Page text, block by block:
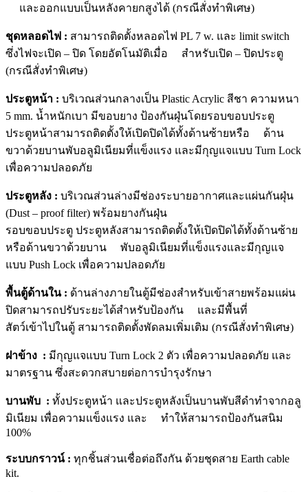
และออกแบบเป็นหลังคายกสูงได้ (กรณีสั่งทำพิเศษ)
ชุดหลอดไฟ : สามารถติดตั้งหลอดไฟ PL 7 w. และ limit switch
ซึ่งไฟจะเปิด – ปิด โดยอัตโนมัติเมื่อ สำหรับเปิด – ปิดประตู
(กรณีสั่งทำพิเศษ)
ประตูหน้า : บริเวณส่วนกลางเป็น Plastic Acrylic สีชา ความหนา
5 mm. น้ำหนักเบา มีขอบยาง ป้องกันฝุ่นโดยรอบขอบประตู
ประตูหน้าสามารถติดตั้งให้เปิดปิดได้ทั้งด้านซ้ายหรือ ด้าน
ขวาด้วยบานพับอลูมิเนียมที่แข็งแรง และมีกุญแจแบบ Turn Lock
เพื่อความปลอดภัย
ประตูหลัง : บริเวณส่วนล่างมีช่องระบายอากาศและแผ่นกันฝุ่น
(Dust – proof filter) พร้อมยางกันฝุ่น
รอบขอบประตู ประตูหลังสามารถติดตั้งให้เปิดปิดได้ทั้งด้านซ้าย
หรือด้านขวาด้วยบาน พับอลูมิเนียมที่แข็งแรงและมีกุญแจ
แบบ Push Lock เพื่อความปลอดภัย
พื้นตู้ด้านใน : ด้านล่างภายในตู้มีช่องสำหรับเข้าสายพร้อมแผ่น
ปิดสามารถปรับระยะได้สำหรับป้องกัน และมีพื้นที่
สัตว์เข้าไปในตู้ สามารถติดตั้งพัดลมเพิ่มเติม (กรณีสั่งทำพิเศษ)
ฝาข้าง : มีกุญแจแบบ Turn Lock 2 ตัว เพื่อความปลอดภัย และ
มาตรฐาน ซึ่งสะดวกสบายต่อการบำรุงรักษา
บานพับ : ทั้งประตูหน้า และประตูหลังเป็นบานพับสีดำทำจากอลู
มิเนียม เพื่อความแข็งแรง และ ทำให้สามารถป้องกันสนิม
100%
ระบบกราวน์ : ทุกชิ้นส่วนเชื่อต่อถึงกัน ด้วยชุดสาย Earth cable
kit.